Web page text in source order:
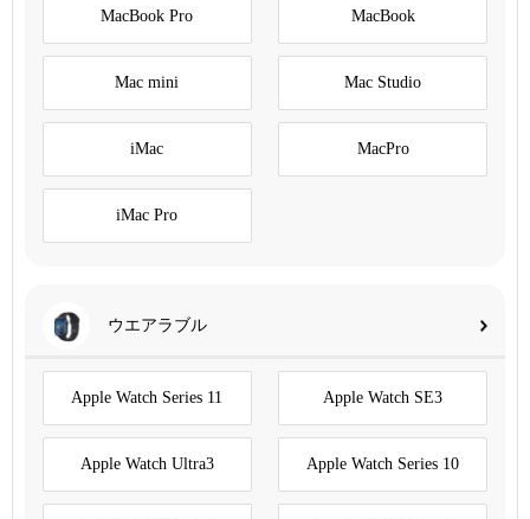
MacBook Pro MacBook
Mac mini Mac Studio
iMac MacPro
iMac Pro
ウエアラブル
Apple Watch Series 11 Apple Watch SE3
Apple Watch Ultra3 Apple Watch Series 10